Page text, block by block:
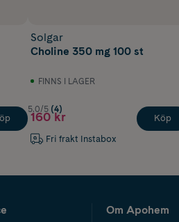
Solgar
Choline 350 mg 100 st
FINNS I LAGER
5.0/5 (4)
160 kr
Fri frakt Instabox
Köp
Om Apohem